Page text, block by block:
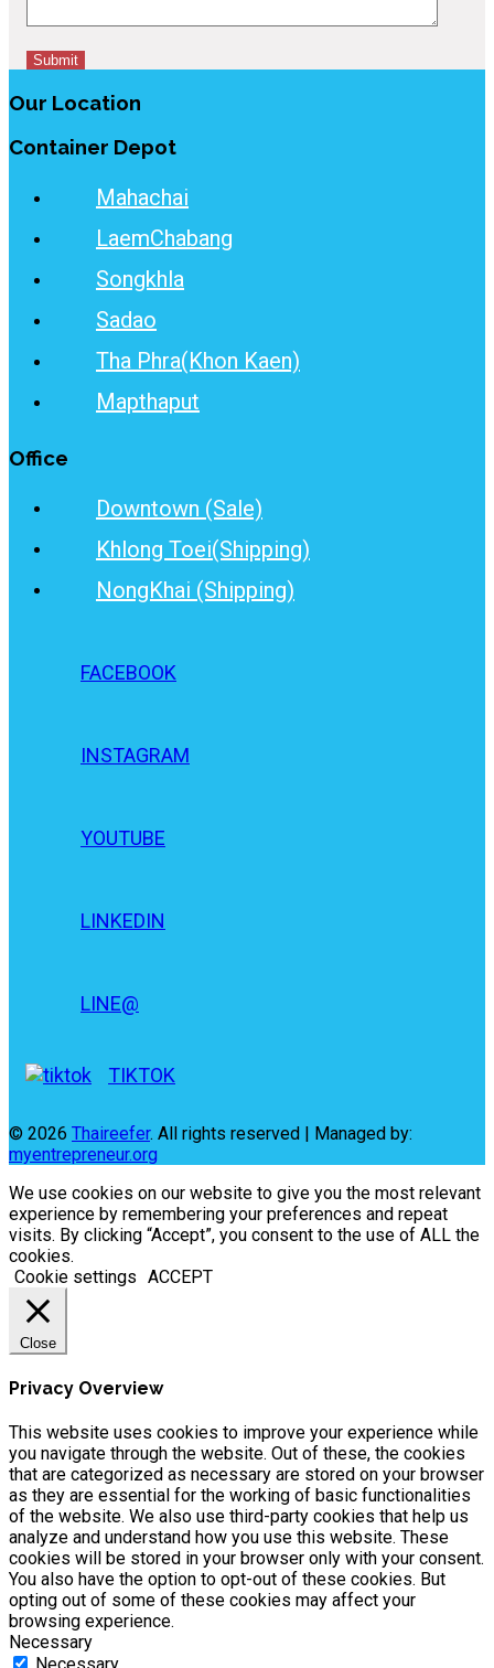
Our Location
Container Depot
Mahachai
LaemChabang
Songkhla
Sadao
Tha Phra(Khon Kaen)
Mapthaput
Office
Downtown (Sale)
Khlong Toei(Shipping)
NongKhai (Shipping)
FACEBOOK
INSTAGRAM
YOUTUBE
LINKEDIN
LINE@
TIKTOK
© 2026 Thaireefer. All rights reserved | Managed by:
myentrepreneur.org
We use cookies on our website to give you the most relevant
experience by remembering your preferences and repeat
visits. By clicking “Accept”, you consent to the use of ALL the
cookies.
Cookie settings ACCEPT
Close
Privacy Overview
This website uses cookies to improve your experience while
you navigate through the website. Out of these, the cookies
that are categorized as necessary are stored on your browser
as they are essential for the working of basic functionalities
of the website. We also use third-party cookies that help us
analyze and understand how you use this website. These
cookies will be stored in your browser only with your consent.
You also have the option to opt-out of these cookies. But
opting out of some of these cookies may affect your
browsing experience.
Necessary